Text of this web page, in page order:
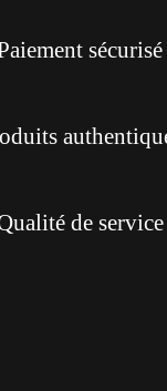
sécurisé
de service